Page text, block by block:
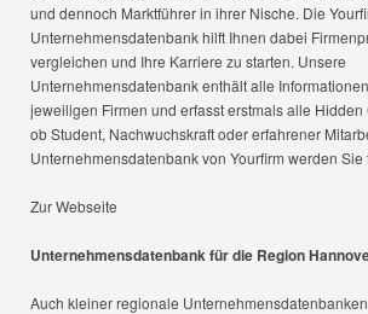
und dennoch Marktführer in ihrer Nische. Die
Unternehmensdatenbank hilft Ihnen dabei
vergleichen und Ihre Karriere zu starten. Unsere
Unternehmensdatenbank enthält alle
jeweiligen Firmen und erfasst erstmals alle
ob Student, Nachwuchskraft oder erfahrener
Unternehmensdatenbank von Yourfirm werden Sie
Zur Webseite
Unternehmensdatenbank für die Region
Auch kleiner regionale